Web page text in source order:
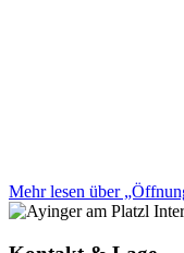
Mehr lesen über